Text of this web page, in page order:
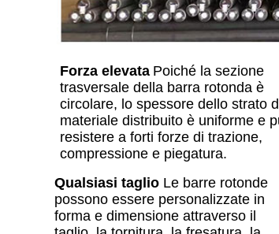
Forza elevata Poiché la sezione
trasversale della barra rotonda è
circolare, lo spessore dello strato
materiale distribuito è uniforme e
resistere a forti forze di trazione,
compressione e piegatura.
Qualsiasi taglio Le barre rotonde
possono essere personalizzate in
forma e dimensione attraverso il